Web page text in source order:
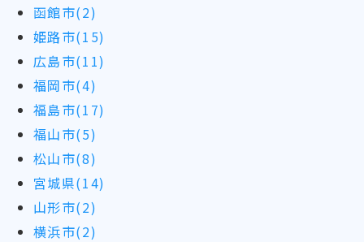
函館市(2)
姫路市(15)
広島市(11)
福岡市(4)
福島市(17)
福山市(5)
松山市(8)
宮城県(14)
山形市(2)
横浜市(2)